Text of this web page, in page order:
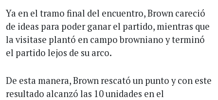
Ya en el tramo final del encuentro, Brown careció
de ideas para poder ganar el partido, mientras que
la visitase plantó en campo browniano y terminó
el partido lejos de su arco.
De esta manera, Brown rescató un punto y con este
resultado alcanzó las 10 unidades en el